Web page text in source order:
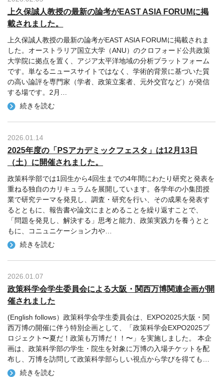
上久保誠人教授の最新の論考がEAST ASIA FORUMに掲
載されました。
上久保誠人教授の最新の論考がEAST ASIA FORUMに掲載されま
した。オーストラリア国立大学（ANU）のクロフォード公共政策
大学院に拠点を置く、アジア太平洋地域の分析プラットフォーム
です。単なるニュースサイトではなく、学術的背景に基づいた質
の高い論評を専門家（学者、政策立案者、元外交官など）が発信
する場です。2月
続きを読む
2026.01.14
2025年度の「PSアカデミックフェスタ」は12月13日
（土）に開催されました。
政策科学部では1回生から4回生までの4年間にわたり研究と発表を
重ねる独自のカリキュラムを展開しています。各学年の小集団授
業で研究テーマを発見し、調査・研究を行い、その成果を発表す
るとともに、報告書や論文にまとめることを繰り返すことで、
「問題を発見し、解決する」思考と能力、政策実践力を養うとと
もに、コニュニケーション力や
続きを読む
2026.01.07
政策科学会学生委員会による大阪・関西万博関連企画が開
催されました
(English follows）政策科学会学生委員会は、EXPO2025大阪・関
西万博の開催に伴う特別企画として、「政策科学会EXPO2025プ
ロジェクト〜夏だ！政策も万博だ！！〜」を実施しました。 本企
画は、政策科学部の学生・院生を対象に万博の入場チケットを配
布し、万博を訪問して政策科学部らしい視点から学びを得ても
続きを読む